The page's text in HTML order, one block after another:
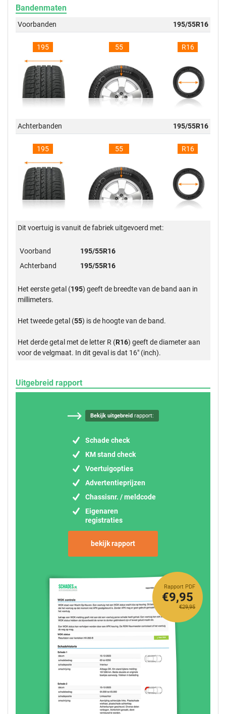
Bandenmaten
Voorbanden 195/55R16
195 55 R16
Achterbanden 195/55R16
195 55 R16
Dit voertuig is vanuit de fabriek uitgevoerd met:
Voorband
195/55R16
Achterband
195/55R16
Het eerste getal (195) geeft de breedte van de band aan in
millimeters.
Het tweede getal (55) is de hoogte van de band.
Het derde getal met de letter R (R16) geeft de diameter aan
voor de velgmaat. In dit geval is dat 16" (inch).
Uitgebreid rapport
Bekijk uitgebreid rapport:
Schade check
KM stand check
Voertuigopties
Advertentieprijzen
Chassisnr. / meldcode
Eigenaren
registraties
bekijk rapport
Rapport PDF
€29,95
€9,95